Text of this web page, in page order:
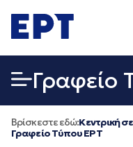
σε
περιεχόμενο
Γραφείο
Βρίσκεστε εδώ:Κεντρική
Γραφείο Τύπου ΕΡΤ